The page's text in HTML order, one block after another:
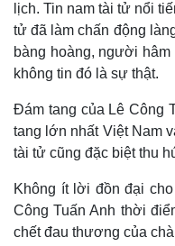
lịch. Tin nam tài tử nổi
tử đã làm chấn động
bàng hoàng, người
không tin đó là sự thật.
Đám tang của Lê Công
tang lớn nhất Việt Nam
tài tử cũng đặc biệt thu
Không ít lời đồn đại
Công Tuấn Anh thời
chết đau thương của